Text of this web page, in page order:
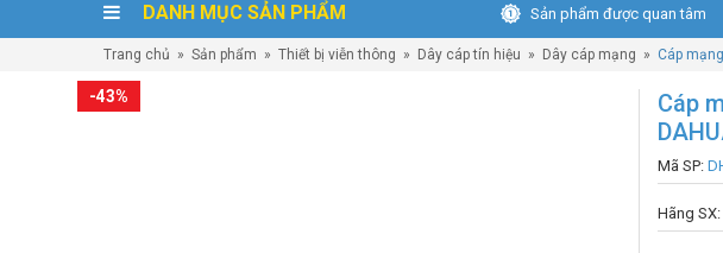
DANH MỤC SẢN PHẨM Sản phẩm được quan tâm
Trang chủ » Sản phẩm » Thiết bị viễn thông » Dây cáp tín hiệu » Dây cáp mạng » Cáp
-43%
Cáp
Mã SP:
Hãng SX: